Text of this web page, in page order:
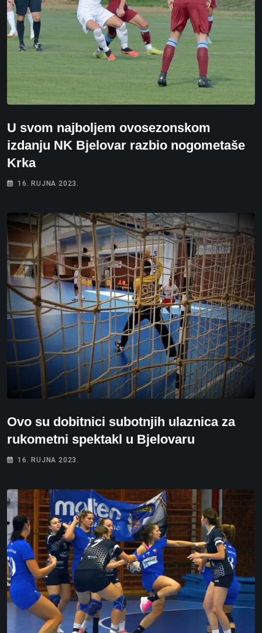
U svom najboljem ovosezonskom
izdanju NK Bjelovar razbio nogometaše
Krka
16. RUJNA 2023.
Ovo su dobitnici subotnjih ulaznica za
rukometni spektakl u Bjelovaru
16. RUJNA 2023.